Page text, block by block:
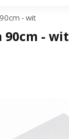
- wit
90cm - wit